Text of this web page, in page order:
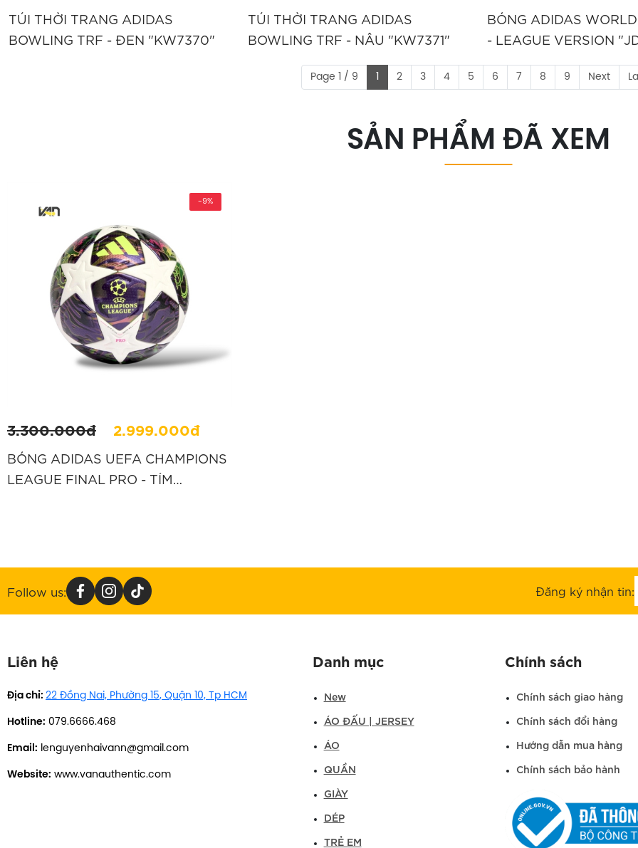
TÚI THỜI TRANG ADIDAS
BOWLING TRF - ĐEN "KW7370"
TÚI THỜI TRANG ADIDAS
BOWLING TRF - NÂU "KW7371"
BÓNG ADIDAS
- LEAGUE VERSION
Page 1 / 9 1 2 3 4 5 6 7 8 9 Next
SẢN PHẨM ĐÃ XEM
3.300.000đ 2.999.000đ
-9%
BÓNG ADIDAS UEFA CHAMPIONS
LEAGUE FINAL PRO - TÍM
Follow us: Đăng ký nhận tin:
Liên hệ
Địa chỉ: 22 Đồng Nai, Phường 15, Quận 10, Tp HCM
Hotline: 079.6666.468
Email: lenguyenhaivann@gmail.com
Website: www.vanauthentic.com
Danh mục
New
ÁO ĐẤU | JERSEY
ÁO
QUẦN
GIÀY
DÉP
TRẺ EM
Chính sách
Chính sách giao hàng
Chính sách đổi hàng
Hướng dẫn mua hàng
Chính sách bảo hành